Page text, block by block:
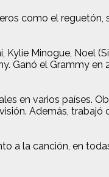
como el reguetón,
Minogue, Noel
Ganó el Grammy en
en varios países.
Además,
a la canción, en